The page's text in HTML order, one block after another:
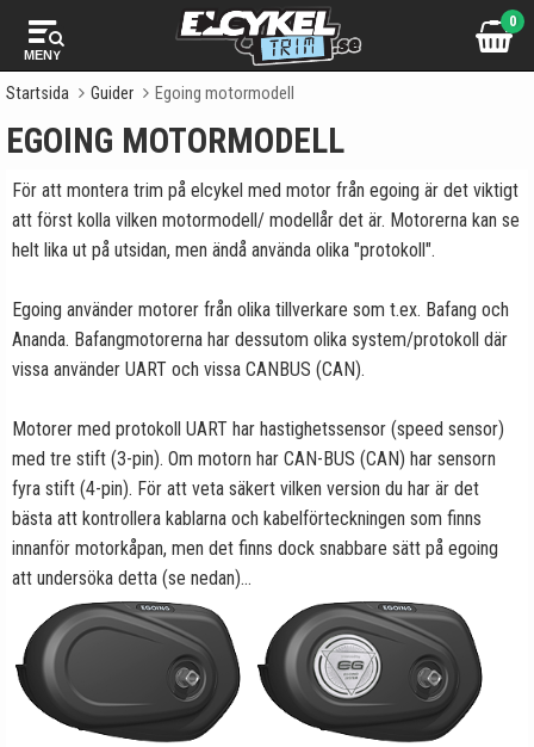
MENY
0
Startsida Guider Egoing motormodell
EGOING MOTORMODELL
För att montera trim på elcykel med motor från egoing är det viktigt
att först kolla vilken motormodell/ modellår det är. Motorerna kan se
helt lika ut på utsidan, men ändå använda olika "protokoll".
Egoing använder motorer från olika tillverkare som t.ex. Bafang och
Ananda. Bafangmotorerna har dessutom olika system/protokoll där
vissa använder UART och vissa CANBUS (CAN).
Motorer med protokoll UART har hastighetssensor (speed sensor)
med tre stift (3-pin). Om motorn har CAN-BUS (CAN) har sensorn
fyra stift (4-pin). För att veta säkert vilken version du har är det
bästa att kontrollera kablarna och kabelförteckningen som finns
innanför motorkåpan, men det finns dock snabbare sätt på egoing
att undersöka detta (se nedan)...